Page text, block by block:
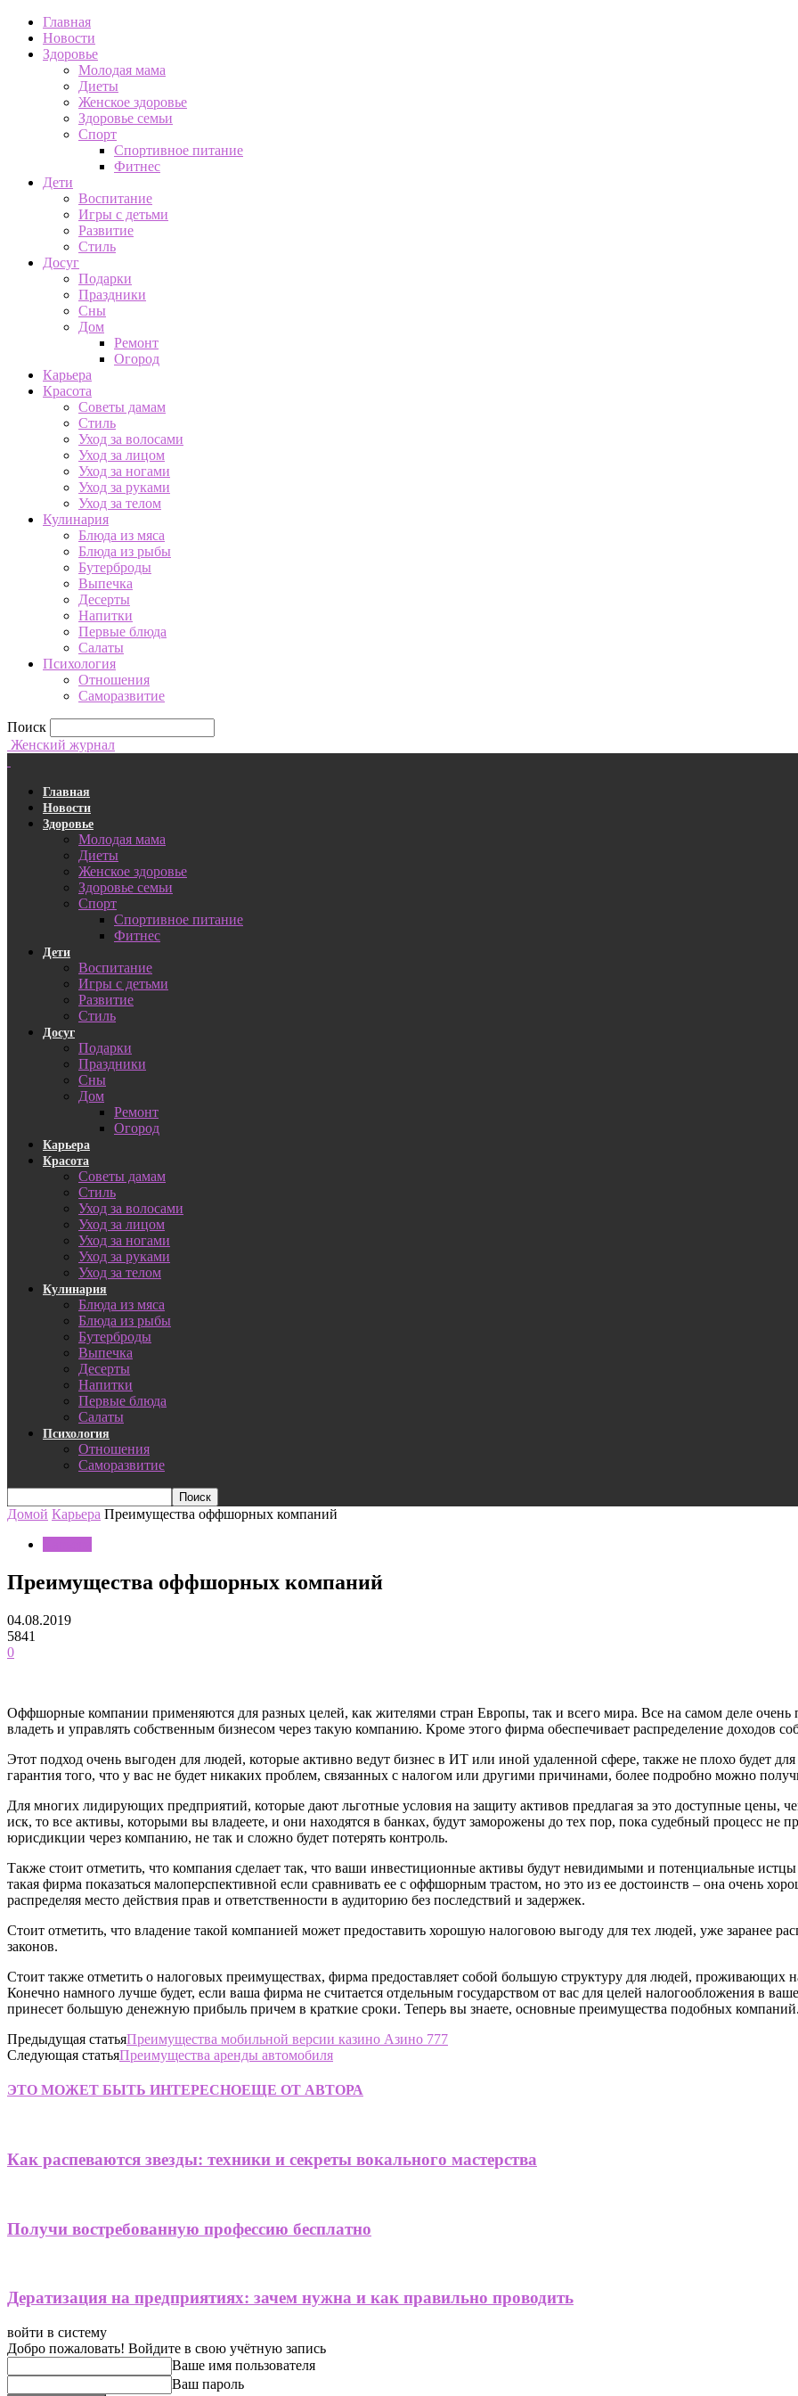
Главная
Новости
Здоровье
Молодая мама
Диеты
Женское здоровье
Здоровье семьи
Спорт
Спортивное питание
Фитнес
Дети
Воспитание
Игры с детьми
Развитие
Стиль
Досуг
Подарки
Праздники
Сны
Дом
Ремонт
Огород
Карьера
Красота
Советы дамам
Стиль
Уход за волосами
Уход за лицом
Уход за ногами
Уход за руками
Уход за телом
Кулинария
Блюда из мяса
Блюда из рыбы
Бутерброды
Выпечка
Десерты
Напитки
Первые блюда
Салаты
Психология
Отношения
Саморазвитие
Поиск
Женский журнал
Главная
Новости
Здоровье
Молодая мама
Диеты
Женское здоровье
Здоровье семьи
Спорт
Спортивное питание
Фитнес
Дети
Воспитание
Игры с детьми
Развитие
Стиль
Досуг
Подарки
Праздники
Сны
Дом
Ремонт
Огород
Карьера
Красота
Советы дамам
Стиль
Уход за волосами
Уход за лицом
Уход за ногами
Уход за руками
Уход за телом
Кулинария
Блюда из мяса
Блюда из рыбы
Бутерброды
Выпечка
Десерты
Напитки
Первые блюда
Салаты
Психология
Отношения
Саморазвитие
Домой Карьера Преимущества оффшорных компаний
Преимущества оффшорных компаний
04.08.2019
5841
0
Оффшорные компании применяются для разных целей, как жителями стран Европы, так и всего мира. Все на самом деле очень
владеть и управлять собственным бизнесом через такую компанию. Кроме этого фирма обеспечивает распределение доходов
Этот подход очень выгоден для людей, которые активно ведут бизнес в ИТ или иной удаленной сфере, также не плохо будет
гарантия того, что у вас не будет никаких проблем, связанных с налогом или другими причинами, более подробно можно
Для многих лидирующих предприятий, которые дают льготные условия на защиту активов предлагая за это доступные цены,
иск, то все активы, которыми вы владеете, и они находятся в банках, будут заморожены до тех пор, пока судебный процесс не
юрисдикции через компанию, не так и сложно будет потерять контроль.
Также стоит отметить, что компания сделает так, что ваши инвестиционные активы будут невидимыми и потенциальные
такая фирма показаться малоперспективной если сравнивать ее с оффшорным трастом, но это из ее достоинств – она очень
распределяя место действия прав и ответственности в аудиторию без последствий и задержек.
Стоит отметить, что владение такой компанией может предоставить хорошую налоговою выгоду для тех людей, уже заранее
законов.
Стоит также отметить о налоговых преимуществах, фирма предоставляет собой большую структуру для людей, проживающих
Конечно намного лучше будет, если ваша фирма не считается отдельным государством от вас для целей налогообложения в
принесет большую денежную прибыль причем в краткие сроки. Теперь вы знаете, основные преимущества подобных
Предыдущая статьяПреимущества мобильной версии казино Азино 777
Следующая статьяПреимущества аренды автомобиля
ЭТО МОЖЕТ БЫТЬ ИНТЕРЕСНОЕЩЕ ОТ АВТОРА
Как распеваются звезды: техники и секреты вокального мастерства
Получи востребованную профессию бесплатно
Дератизация на предприятиях: зачем нужна и как правильно проводить
войти в систему
Добро пожаловать! Войдите в свою учётную запись
Ваше имя пользователя
Ваш пароль